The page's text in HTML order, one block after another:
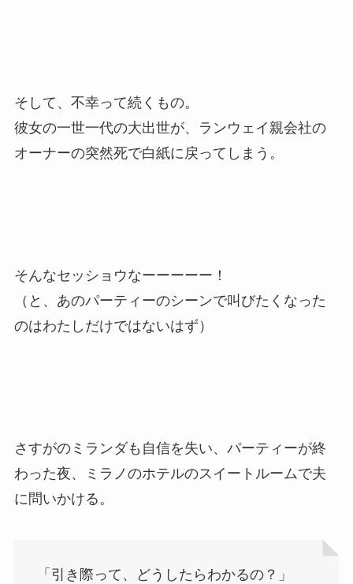
そして、不幸って続くもの。
彼女の一世一代の大出世が、ランウェイ親会社の
オーナーの突然死で白紙に戻ってしまう。
そんなセッショウなーーーーー！
（と、あのパーティーのシーンで叫びたくなった
のはわたしだけではないはず）
さすがのミランダも自信を失い、パーティーが終
わった夜、ミラノのホテルのスイートルームで夫
に問いかける。
「引き際って、どうしたらわかるの？」